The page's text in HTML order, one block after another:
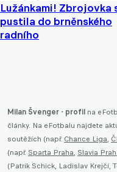
Lužánkami! Zbrojovka
pustila do brněnského
radního
Milan Švenger - profil na
články. Na eFotbalu najdete
soutěžích (např. Chance Liga,
(např. Sparta Praha, Slavia
(Patrik Schick, Ladislav Krejčí,